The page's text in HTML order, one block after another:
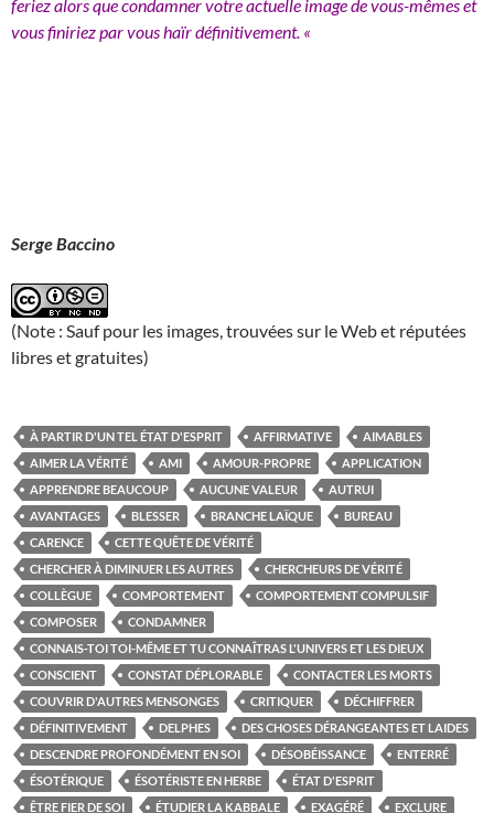
feriez alors que condamner votre actuelle image de vous-mêmes et
vous finiriez par vous haïr définitivement. «
Serge Baccino
(Note : Sauf pour les images, trouvées sur le Web et réputées
libres et gratuites)
À PARTIR D'UN TEL ÉTAT D'ESPRIT AFFIRMATIVE
AIMABLES
AIMER LA VÉRITÉ
AMI AMOUR-PROPRE
APPLICATION
APPRENDRE BEAUCOUP
AUCUNE VALEUR
AUTRUI
AVANTAGES
BLESSER BRANCHE LAÏQUE
BUREAU
CARENCE
CETTE QUÊTE DE VÉRITÉ
CHERCHER À DIMINUER LES AUTRES
CHERCHEURS DE VÉRITÉ
COLLÈGUE
COMPORTEMENT
COMPORTEMENT COMPULSIF
COMPOSER
CONDAMNER
CONNAIS-TOI TOI-MÊME ET TU CONNAÎTRAS L'UNIVERS ET LES DIEUX
CONSCIENT
CONSTAT DÉPLORABLE
CONTACTER LES MORTS
COUVRIR D'AUTRES MENSONGES
CRITIQUER
DÉCHIFFRER
DÉFINITIVEMENT
DELPHES
DES CHOSES DÉRANGEANTES ET LAIDES
DESCENDRE PROFONDÉMENT EN SOI
DÉSOBÉISSANCE
ENTERRÉ
ÉSOTÉRIQUE
ÉSOTÉRISTE EN HERBE
ÉTAT D'ESPRIT
ÊTRE FIER DE SOI
ÉTUDIER LA KABBALE EXAGÉRÉ
EXCLURE